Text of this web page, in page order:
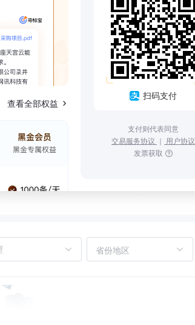
查看全部权益
扫码支付
支付则代表同意
交易服务协议 ｜ 用户协议
发票获取
省份地区